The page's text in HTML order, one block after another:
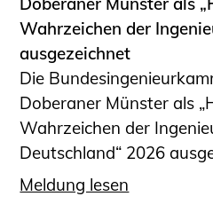
Wahrzeichen der
ausgezeichnet
Die
Doberaner Münster als
Wahrzeichen der
Deutschland“ 2026
Meldung lesen